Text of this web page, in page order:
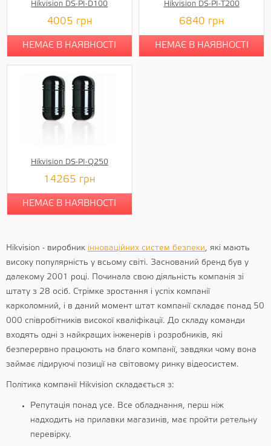
Hikvision - виробник інноваційних систем безпеки, які мають
високу популярність у всьому світі. Заснований бренд був у
далекому 2001 році. Починала свою діяльність компанія зі
штату з 28 осіб. Стрімке зростання і успіх компанії
карколомний, і в даний момент штат компанії складає понад 50
000 співробітників високої кваліфікації. До складу команди
входять одні з найкращих інженерів і розробників, які
безперервно працюють на благо компанії, завдяки чому вона
займає лідируючі позиції на світовому ринку відеосистем.
Політика компанії Hikvision складається з:
Репутація понад усе. Все обладнання, перш ніж
надходить на прилавки магазинів, має пройти ретельну
перевірку.
Hikvision DS-PI-D100
4005 грн
НЕМАЄ В НАЯВНОСТІ
Hikvision DS-PI-T200
6840 грн
НЕМАЄ В НАЯВНОСТІ
Hikvision DS-PI-Q250
14265 грн
НЕМАЄ В НАЯВНОСТІ